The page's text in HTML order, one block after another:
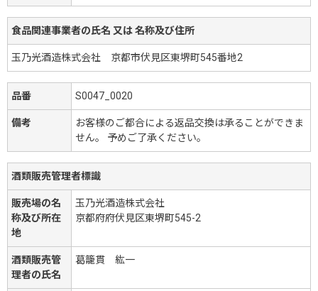
食品関連事業者の氏名 又は 名称及び住所
玉乃光酒造株式会社 京都市伏見区東堺町545番地2
品番 S0047_0020
備考
お客様のご都合による返品交換は承ることができま
せん。 予めご了承ください。
酒類販売管理者標識
販売場の名
称及び所在
地
玉乃光酒造株式会社
京都府府伏見区東堺町545-2
酒類販売管
理者の氏名
葛籠貫 紘一